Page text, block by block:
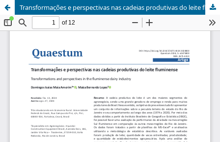
Transformações e perspectivas nas cadeias produtivas do leite fluminense